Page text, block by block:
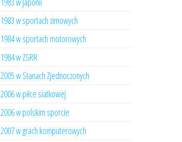
1983 w sportach zimowych
1984 w sportach motorowych
1984 w ZSRR
2005 w Stanach Zjednoczonych
2006 w piłce siatkowej
2006 w polskim sporcie
2007 w grach komputerowych